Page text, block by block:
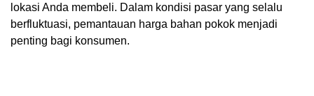
lokasi Anda membeli. Dalam kondisi pasar yang selalu
berfluktuasi, pemantauan harga bahan pokok menjadi
penting bagi konsumen.